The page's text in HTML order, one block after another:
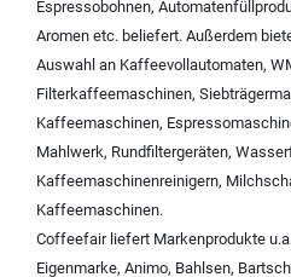
Espressobohnen,
Aromen etc. beliefert. Außerdem
Auswahl an Kaffeevollautomaten,
Filterkaffeemaschinen,
Kaffeemaschinen,
Mahlwerk, Rundfiltergeräten,
Kaffeemaschinenreinigern,
Kaffeemaschinen.
Coffeefair liefert Markenprodukte
Eigenmarke, Animo, Bahlsen,